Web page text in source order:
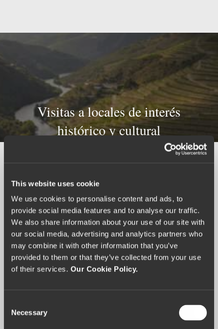
This website uses cookie
We use cookies to personalise content and ads, to
provide social media features and to analyse our traffic.
We also share information about your use of our site with
our social media, advertising and analytics partners who
may combine it with other information that you’ve
provided to them or that they’ve collected from your use
of their services. Our Cookie Policy.
Necessary
Visitas a locales de interés
histórico y cultural
Otras actividades en The Vintage
House